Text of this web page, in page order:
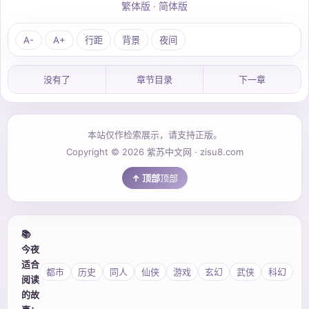
繁体版 · 简体版
A- A+ 行距 背景 夜间
没有了 章节目录 下一章
本站仅作检索展示，请支持正版。
Copyright © 2026 紫苏中文网 · zisu8.com
顶部
📚
今夜
适合
阅读
的故
都市 历史 同人 仙侠 游戏 玄幻 武侠 科幻